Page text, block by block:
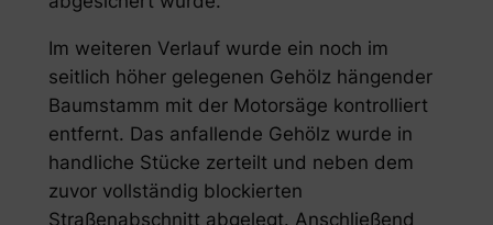
Im weiteren Verlauf wurde ein noch im
seitlich höher gelegenen Gehölz hängender
Baumstamm mit der Motorsäge kontrolliert
entfernt. Das anfallende Gehölz wurde in
handliche Stücke zerteilt und neben dem
zuvor vollständig blockierten
Straßenabschnitt abgelegt. Anschließend